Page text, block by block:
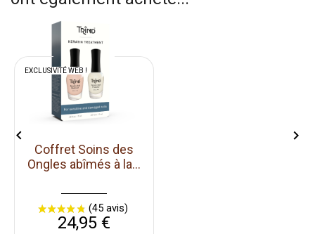
Coffret Soins des
Ongles abîmés à la...
Prix
24,95 €
EXCLUSIVITÉ WEB !
 